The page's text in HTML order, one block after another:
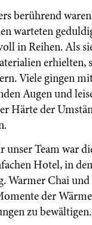
berührend
warteten
in Reihen. Als
erhielten,
Viele gingen
Augen und
Härte der
unser Team war
Hotel, in
Warmer Chai
der
zu bewältigen.